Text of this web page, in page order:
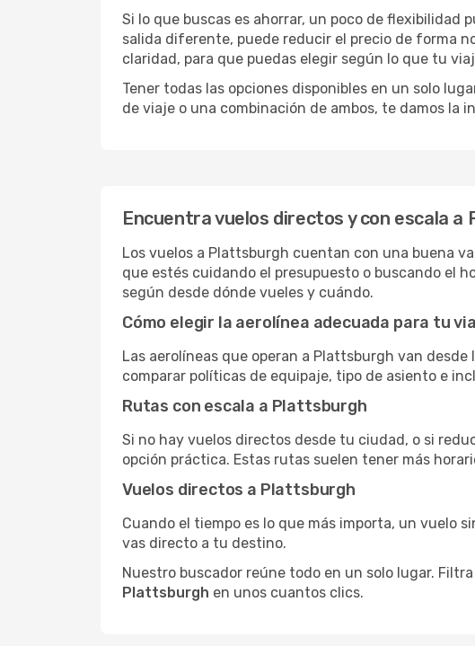
Si lo que buscas es ahorrar, un poco de flexibilidad
salida diferente, puede reducir el precio de forma
claridad, para que puedas elegir según lo que tu
Tener todas las opciones disponibles en un solo
de viaje o una combinación de ambos, te damos la
Encuentra vuelos directos y con escala a
Los vuelos a Plattsburgh cuentan con una buena
que estés cuidando el presupuesto o buscando el
según desde dónde vueles y cuándo.
Cómo elegir la aerolínea adecuada para tu
Las aerolíneas que operan a Plattsburgh van
comparar políticas de equipaje, tipo de asiento e
Rutas con escala a Plattsburgh
Si no hay vuelos directos desde tu ciudad, o si
opción práctica. Estas rutas suelen tener más
Vuelos directos a Plattsburgh
Cuando el tiempo es lo que más importa, un vuelo
vas directo a tu destino.
Nuestro buscador reúne todo en un solo lugar.
Plattsburgh en unos cuantos clics.